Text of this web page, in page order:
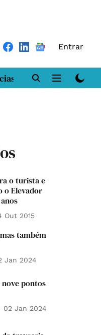
Entrar
DN LAB
o turista e
o Elevador
Out 2015
também
Jan 2024
nove pontos
02 Jan 2024